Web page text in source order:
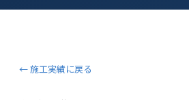
← 施工実績に戻る